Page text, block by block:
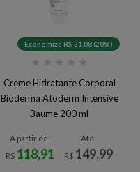
Economize R$ 31,08 (20%)
★ ★ ★ ★ ★
Creme Hidratante Corporal
Bioderma Atoderm Intensive
Baume 200 ml
A partir de:
R$ 118,91
Até:
R$ 149,99